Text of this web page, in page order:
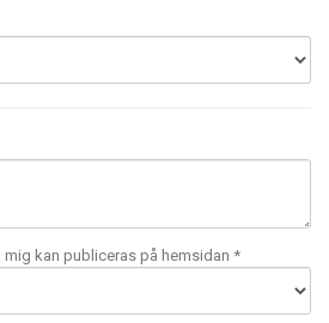
kan publiceras på hemsidan *